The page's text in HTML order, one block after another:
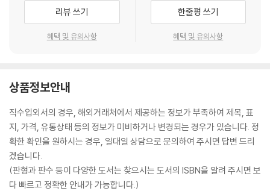
But when the warden drives away, Emmett discovers that tw
o friends from the work farm have stowed away in the trunk o
f the warden's car. They have a very different plan for Emmet
Bursting with life, charm, richly imagined settings and unforge
ttable characters, The Lincoln Highway is an extraordinary jour
ney through 1950s America from the pen of a master storytell
er.
_____________________
'[A] wise and wildly entertaining novel . . . Towles has snip
ped off a minuscule strand of existence - 10 wayward da
리뷰 쓰기
혜택 및 유의사항
한줄평 쓰기
혜택 및 유의사항
상품정보안내
직수입외서의 경우, 해외거래처에서 제공하는 정보가 부족하여 제목, 표
지, 가격, 유통상태 등의 정보가 미비하거나 변경되는 경우가 있습니다. 정
확한 확인을 원하시는 경우, 일대일 상담으로 문의하여 주시면 답변 드리
겠습니다.
(판형과 판수 등이 다양한 도서는 찾으시는 도서의 ISBN을 알려 주시면 보
다 빠르고 정확한 안내가 가능합니다.)